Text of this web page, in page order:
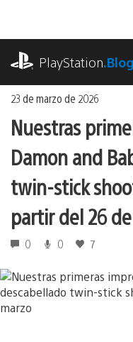
contenido
PlayStation.Blog
23 de marzo de 2026
Nuestras
Damon and
twin-stick
partir del 26
0 0 7